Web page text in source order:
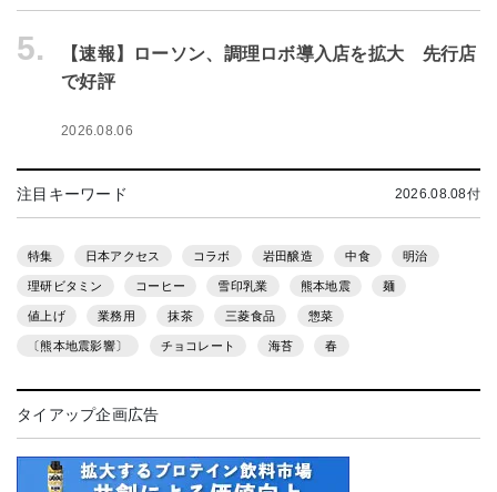
5.
【速報】ローソン、調理ロボ導入店を拡大 先行店
で好評
2026.08.06
注目キーワード 2026.08.08付
特集 日本アクセス コラボ 岩田醸造 中食 明治
理研ビタミン コーヒー 雪印乳業 熊本地震 麺
値上げ 業務用 抹茶 三菱食品 惣菜
〔熊本地震影響〕 チョコレート 海苔 春
タイアップ企画広告